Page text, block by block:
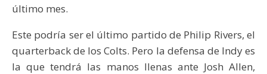
último mes.
Este podría ser el último partido de Philip Rivers, el
quarterback de los Colts. Pero la defensa de Indy es
la que tendrá las manos llenas ante Josh Allen,